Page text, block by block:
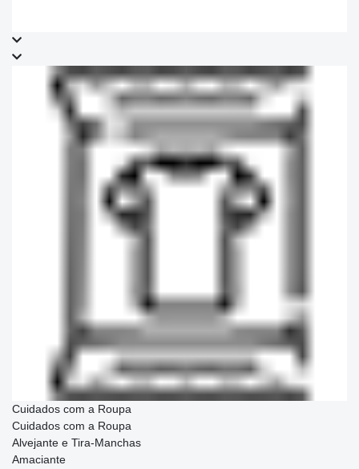
Cuidados com a Roupa
Cuidados com a Roupa
Alvejante e Tira-Manchas
Amaciante